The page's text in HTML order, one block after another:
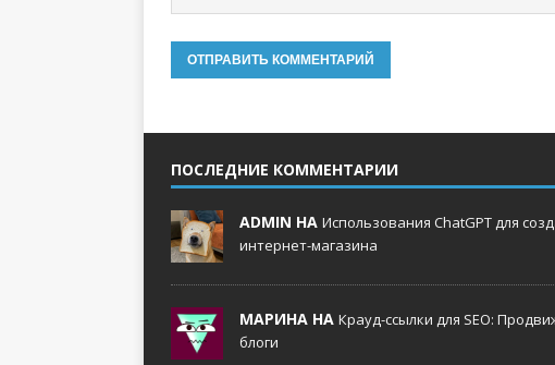
ПОСЛЕДНИЕ КОММЕНТАРИИ
ADMIN НА Использования ChatGPT для
интернет-магазина
МАРИНА НА Крауд-ссылки для SEO:
блоги